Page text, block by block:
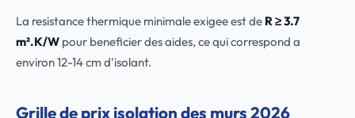
La resistance thermique minimale exigee est de R ≥ 3.7
m².K/W pour beneficier des aides, ce qui correspond a
environ 12-14 cm d'isolant.
Grille de prix isolation des murs 2026